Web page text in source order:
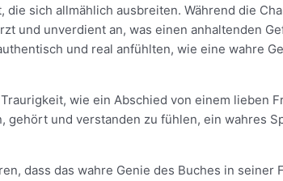
sich allmählich ausbreiten. Während die
und unverdient an, was einen anhaltenden
und real anfühlten, wie eine wahre
wie ein Abschied von einem lieben
gehört und verstanden zu fühlen, ein wahres
dass das wahre Genie des Buches in seiner